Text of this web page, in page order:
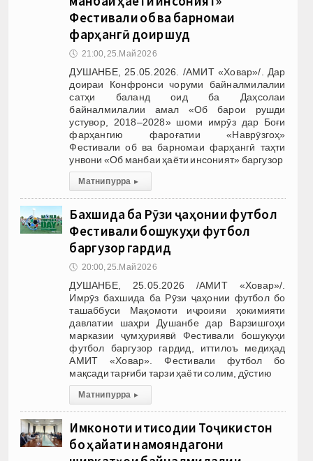
Фестивали об ва барномаи
фарҳангӣ доир шуд
🕔 21:00, 25.Май 2026
ДУШАНБЕ, 25.05.2026. /АМИТ «Ховар»/. Дар
доираи Конфронси чоруми байналмилалии
сатҳи баланд оид ба Даҳсолаи
байналмилалии амал «Об барои рушди
устувор, 2018–2028» шоми имрӯз дар Боғи
фарҳангию фароғатии «Наврӯзгоҳ»
Фестивали об ва барномаи фарҳангӣ таҳти
унвони «Об манбаи ҳаёти инсоният» баргузор
Матни пурра ▸
Бахшида ба Рӯзи ҷаҳонии футбол
Фестивали бошукуҳи футбол
баргузор гардид
🕔 20:00, 25.Май 2026
ДУШАНБЕ, 25.05.2026 /АМИТ «Ховар»/.
Имрӯз бахшида ба Рӯзи ҷаҳонии футбол бо
ташаббуси Мақомоти иҷроияи ҳокимияти
давлатии шаҳри Душанбе дар Варзишгоҳи
марказии ҷумҳуриявӣ Фестивали бошукуҳи
футбол баргузор гардид, иттилоъ медиҳад
АМИТ «Ховар». Фестивали футбол бо
мақсади тарғиби тарзи ҳаёти солим, дӯстию
Матни пурра ▸
Имконоти иқтисодии Тоҷикистон
бо ҳайати намояндагони